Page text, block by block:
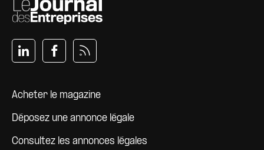
Pied de page
Acheter le magazine
Déposez une annonce légale
Consultez les annonces légales